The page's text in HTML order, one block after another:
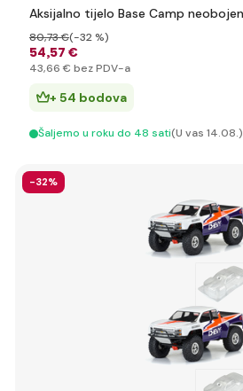
Aksijalno tijelo Base Camp
54,57 €
80,73 €(-32 %)
43,66 € bez PDV-a
+ 54 bodova
Šaljemo u roku do 48 sati(U vas 14.08.)
-32%